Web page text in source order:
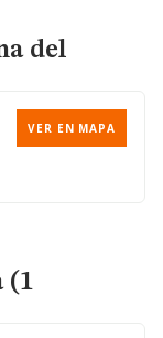
del
VER EN MAPA
(1